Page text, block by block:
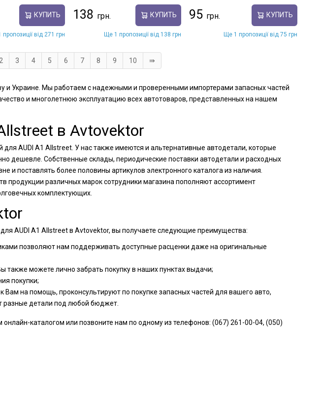
КУПИТЬ
від 271 грн
138 КУПИТЬ
Ще 1 пропозиції від 138 грн
95 КУПИТЬ
Ще 1 пропозиції від 75 грн
2 3 4 5 6 7 8 9 10 ⇛
и Украине. Мы работаем с надежными и проверенными импортерами запасных частей
и многолетнюю эксплуатацию всех автотоваров, представленных на нашем
в Avtovektor
AUDI A1 Allstreet. У нас также имеются и альтернативные автодетали, которые
дешевле. Собственные склады, периодические поставки автодетали и расходных
поставлять более половины артикулов электронного каталога из наличия.
продукции различных марок сотрудники магазина пополняют ассортимент
комплектующих.
AUDI A1 Allstreet в Avtovektor, вы получаете следующие преимущества:
позволяют нам поддерживать доступные расценки даже на оригинальные
можете лично забрать покупку в наших пунктах выдачи;
покупки;
на помощь, проконсультируют по покупке запасных частей для вашего авто,
разные детали под любой бюджет.
каталогом или позвоните нам по одному из телефонов: (067) 261-00-04, (050)